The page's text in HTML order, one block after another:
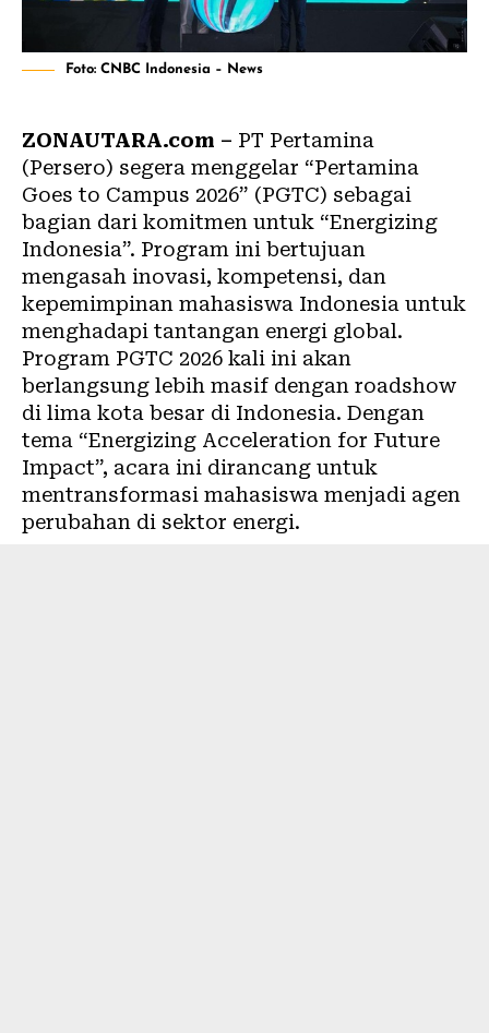
Foto: CNBC Indonesia – News
ZONAUTARA.com – PT Pertamina
(Persero) segera menggelar “Pertamina
Goes to Campus 2026” (PGTC) sebagai
bagian dari komitmen untuk “Energizing
Indonesia”. Program ini bertujuan
mengasah inovasi, kompetensi, dan
kepemimpinan mahasiswa Indonesia untuk
menghadapi tantangan energi global.
Program PGTC 2026 kali ini akan
berlangsung lebih masif dengan roadshow
di lima kota besar di Indonesia. Dengan
tema “Energizing Acceleration for Future
Impact”, acara ini dirancang untuk
mentransformasi mahasiswa menjadi agen
perubahan di sektor energi.